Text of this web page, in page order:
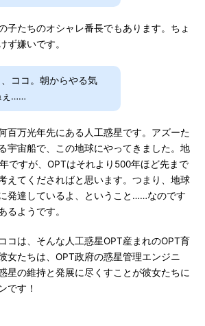
子たちのオシャレ番長でもあります。ちょ
ず嫌いです。
ココ。朝からやる気
ぇ……
百万光年先にある人工惑星です。アズーた
宇宙船で、この地球にやってきました。地
ですが、OPTはそれより500年ほど先まで
えてくださればと思います。つまり、地球
発達しているよ、ということ……なのです
るようです。
コは、そんな人工惑星OPT産まれのOPT育
女たちは、OPT政府の惑星管理エンジニ
星の維持と発展に尽くすことが彼女たちに
です！